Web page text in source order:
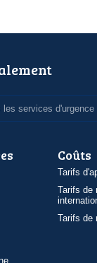
les services d'urgence
Coûts
Tarifs
Tarifs de
Tarifs de